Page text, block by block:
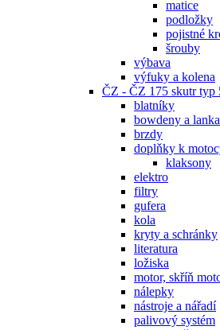
matice
podložky
pojistné
šrouby
výbava
výfuky a kolena
ČZ - ČZ 175 skutr typ
blatníky
bowdeny a lanka
brzdy
doplňky k
klaksony
elektro
filtry
gufera
kola
kryty a schránky
literatura
ložiska
motor, skříň
nálepky
nástroje a nářadí
palivový systém